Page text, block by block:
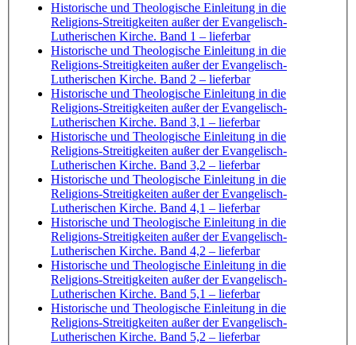
Historische und Theologische Einleitung in die
Religions-Streitigkeiten außer der Evangelisch-
Lutherischen Kirche. Band 1 – lieferbar
Historische und Theologische Einleitung in die
Religions-Streitigkeiten außer der Evangelisch-
Lutherischen Kirche. Band 2 – lieferbar
Historische und Theologische Einleitung in die
Religions-Streitigkeiten außer der Evangelisch-
Lutherischen Kirche. Band 3,1 – lieferbar
Historische und Theologische Einleitung in die
Religions-Streitigkeiten außer der Evangelisch-
Lutherischen Kirche. Band 3,2 – lieferbar
Historische und Theologische Einleitung in die
Religions-Streitigkeiten außer der Evangelisch-
Lutherischen Kirche. Band 4,1 – lieferbar
Historische und Theologische Einleitung in die
Religions-Streitigkeiten außer der Evangelisch-
Lutherischen Kirche. Band 4,2 – lieferbar
Historische und Theologische Einleitung in die
Religions-Streitigkeiten außer der Evangelisch-
Lutherischen Kirche. Band 5,1 – lieferbar
Historische und Theologische Einleitung in die
Religions-Streitigkeiten außer der Evangelisch-
Lutherischen Kirche. Band 5,2 – lieferbar